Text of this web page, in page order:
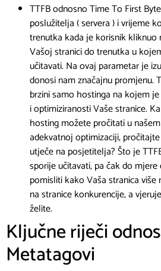
TTFB odnosno Time To First
poslužitelja ( servera ) i vrijeme
trenutka kada je korisnik kliknuo
Vašoj stranici do trenutka u
učitavati. Na ovaj parametar je
donosi nam značajnu promjenu.
brzini samo hostinga na kojem
i optimiziranosti Vaše stranice.
hosting možete pročitati u
adekvatnoj optimizaciji,
utječe na posjetitelja? Što je
sporije učitavati, pa čak do
pomisliti kako Vaša stranica
na stranice konkurencije, a
želite.
Ključne riječi
Metatagovi